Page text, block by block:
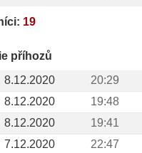
19
příhozů
8.12.2020
20:29
8.12.2020
19:48
8.12.2020
19:41
7.12.2020
22:47